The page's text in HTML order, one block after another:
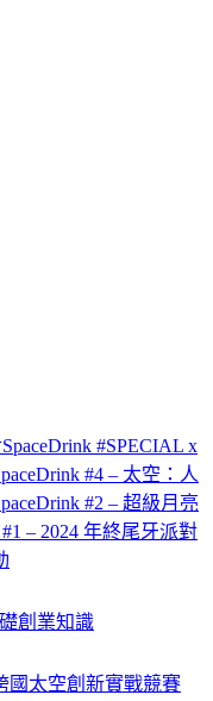
SpaceDrink #SPECIAL x
#4 – 太空：人
#2 – 超級月亮
#1 – 2024 年終尾牙派對
創業知識
國太空創新實戰競賽